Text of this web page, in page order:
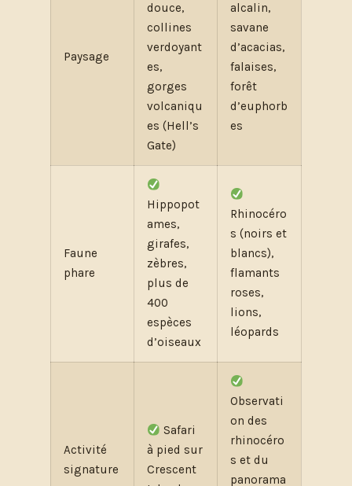
Paysage
douce,
collines
verdoyant
es,
gorges
volcaniqu
es (Hell’s
Gate)
alcalin,
savane
d’acacias,
falaises,
forêt
d’euphorb
es
Faune
phare
Hippopot
ames,
girafes,
zèbres,
plus de
400
espèces
d’oiseaux
Rhinocéro
s (noirs et
blancs),
flamants
roses,
lions,
léopards
Activité
signature
Safari
à pied sur
Crescent
Observati
on des
rhinocéro
s et du
panorama